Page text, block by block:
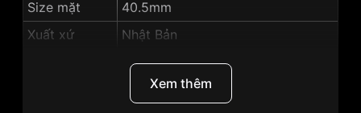
Size mặt
40.5mm
Xuất xứ
Nhật Bản
Vỏ Thép không gỉ 316L
Mặt trònXem thêm